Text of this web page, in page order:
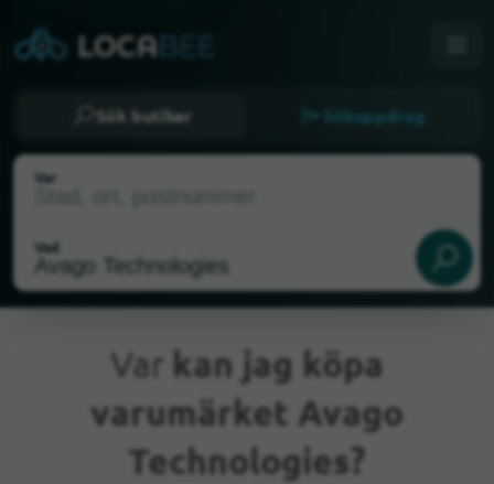
Sök butiker Sökuppdrag
Var
Vad
Nuvarande plats
Var kan jag köpa
varumärket Avago
Technologies?